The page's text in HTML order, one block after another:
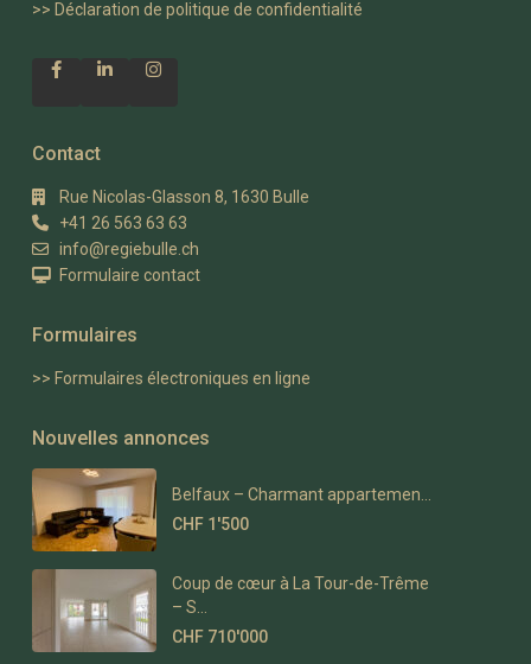
>> Déclaration de politique de confidentialité
Contact
Rue Nicolas-Glasson 8, 1630 Bulle
+41 26 563 63 63
info@regiebulle.ch
Formulaire contact
Formulaires
>> Formulaires électroniques en ligne
Nouvelles annonces
Belfaux – Charmant appartemen...
CHF 1'500
Coup de cœur à La Tour-de-Trême
– S...
CHF 710'000